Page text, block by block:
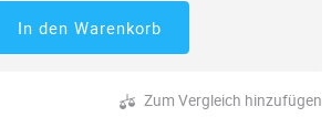
In den Warenkorb
Zum Vergleich hinzufügen